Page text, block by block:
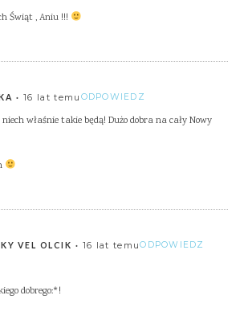
Świąt , Aniu !!!
16 lat temu ODPOWIEDZ
właśnie takie będą! Dużo dobra na cały Nowy
VEL OLCIK 16 lat temuODPOWIEDZ
dobrego:*!